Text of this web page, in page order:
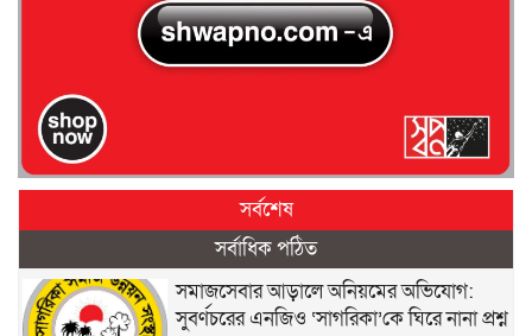
সর্বশেষ
সর্বাধিক পঠিত
সমাজসেবার আড়ালে অনিয়মের অভিযোগ:
সুবর্ণচরের এনজিও ‘সাগরিকা’কে ঘিরে নানা প্রশ্ন